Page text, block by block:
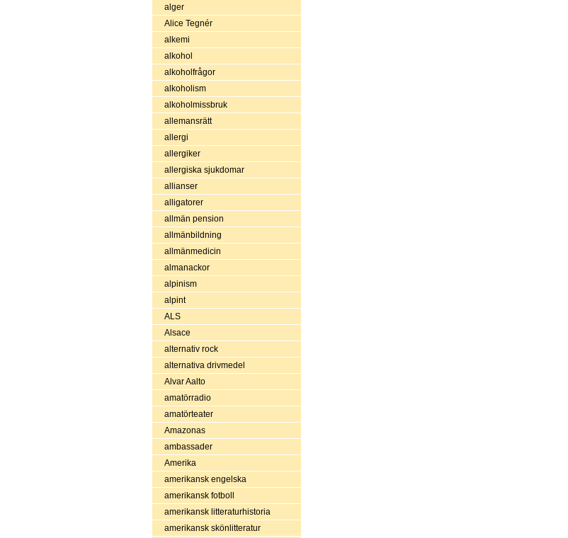
alger
Alice Tegnér
alkemi
alkohol
alkoholfrågor
alkoholism
alkoholmissbruk
allemansrätt
allergi
allergiker
allergiska sjukdomar
allianser
alligatorer
allmän pension
allmänbildning
allmänmedicin
almanackor
alpinism
alpint
ALS
Alsace
alternativ rock
alternativa drivmedel
Alvar Aalto
amatörradio
amatörteater
Amazonas
ambassader
Amerika
amerikansk engelska
amerikansk fotboll
amerikansk litteraturhistoria
amerikansk skönlitteratur